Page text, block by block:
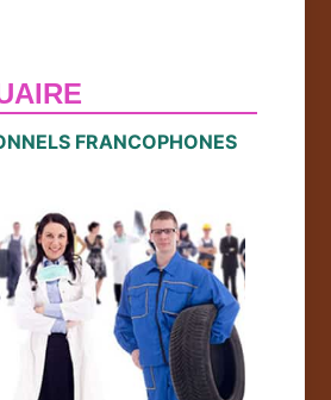
FRANCOPHONES